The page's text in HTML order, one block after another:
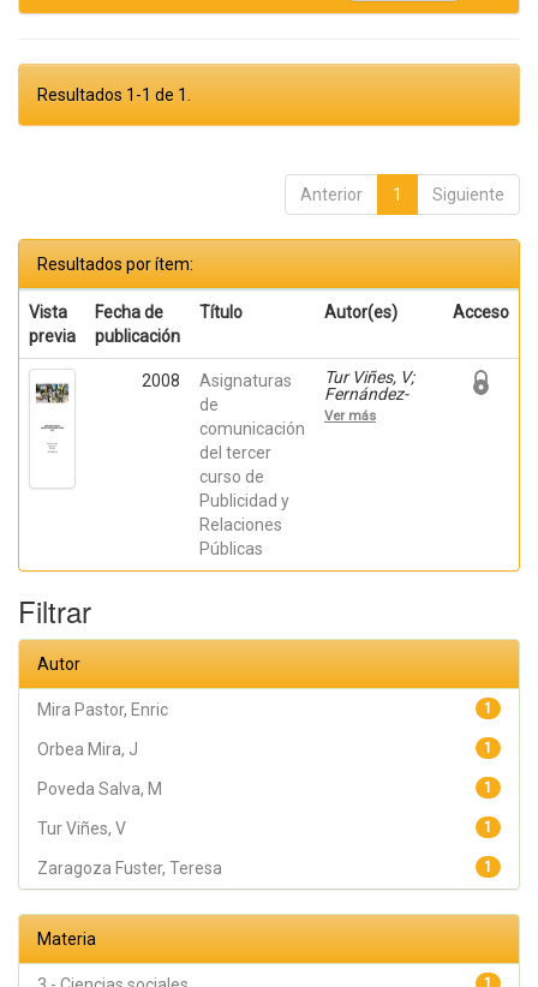
Resultados 1-1 de 1.
Anterior 1 Siguiente
Resultados por ítem:
Vista
previa
Fecha de
publicación
Título Autor(es) Acceso
2008
Asignaturas
de
comunicación
del tercer
curso de
Publicidad y
Relaciones
Públicas
Tur Viñes, V;
Fernández-
Poyatos, Mª
Dolores; Mira
Ver más
Filtrar
Autor
1
Mira Pastor, Enric
1
Orbea Mira, J
1
Poveda Salva, M
1
Tur Viñes, V
1
Zaragoza Fuster, Teresa
Materia
1